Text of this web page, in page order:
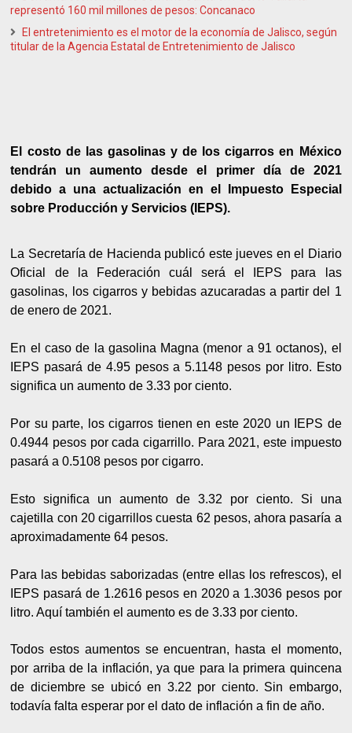
representó 160 mil millones de pesos: Concanaco
El entretenimiento es el motor de la economía de Jalisco, según
titular de la Agencia Estatal de Entretenimiento de Jalisco
El costo de las gasolinas y de los cigarros en México
tendrán un aumento desde el primer día de 2021
debido a una actualización en el Impuesto Especial
sobre Producción y Servicios (IEPS).
La Secretaría de Hacienda publicó este jueves en el Diario
Oficial de la Federación cuál será el IEPS para las
gasolinas, los cigarros y bebidas azucaradas a partir del 1
de enero de 2021.
En el caso de la gasolina Magna (menor a 91 octanos), el
IEPS pasará de 4.95 pesos a 5.1148 pesos por litro. Esto
significa un aumento de 3.33 por ciento.
Por su parte, los cigarros tienen en este 2020 un IEPS de
0.4944 pesos por cada cigarrillo. Para 2021, este impuesto
pasará a 0.5108 pesos por cigarro.
Esto significa un aumento de 3.32 por ciento. Si una
cajetilla con 20 cigarrillos cuesta 62 pesos, ahora pasaría a
aproximadamente 64 pesos.
Para las bebidas saborizadas (entre ellas los refrescos), el
IEPS pasará de 1.2616 pesos en 2020 a 1.3036 pesos por
litro. Aquí también el aumento es de 3.33 por ciento.
Todos estos aumentos se encuentran, hasta el momento,
por arriba de la inflación, ya que para la primera quincena
de diciembre se ubicó en 3.22 por ciento. Sin embargo,
todavía falta esperar por el dato de inflación a fin de año.